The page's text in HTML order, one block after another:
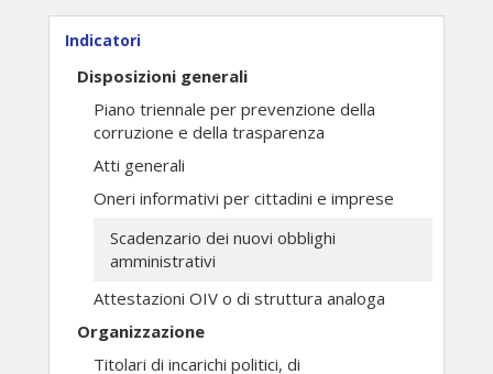
Indicatori
Disposizioni generali
Piano triennale per prevenzione della
corruzione e della trasparenza
Atti generali
Oneri informativi per cittadini e imprese
Scadenzario dei nuovi obblighi
amministrativi
Attestazioni OIV o di struttura analoga
Organizzazione
Titolari di incarichi politici, di